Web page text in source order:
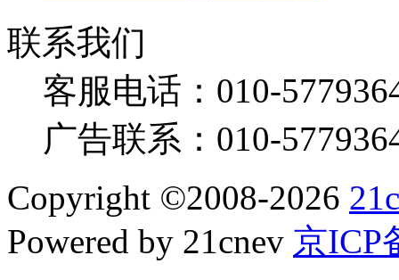
联系我们
客服电话： 010-
广告联系： 010-
Copyright ©2008-2026
Powered by 21cnev 京ICP